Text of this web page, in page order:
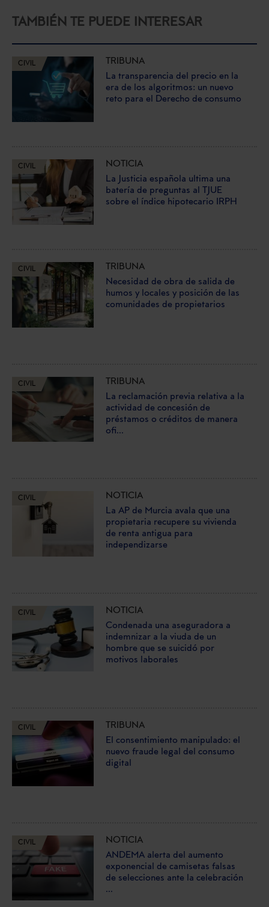
TAMBIÉN TE PUEDE INTERESAR
CIVIL
TRIBUNA
La transparencia del precio en la
era de los algoritmos: un nuevo
reto para el Derecho de consumo
CIVIL
NOTICIA
La Justicia española ultima una
batería de preguntas al TJUE
sobre el índice hipotecario IRPH
CIVIL
TRIBUNA
Necesidad de obra de salida de
humos y locales y posición de las
comunidades de propietarios
CIVIL
TRIBUNA
La reclamación previa relativa a la
actividad de concesión de
préstamos o créditos de manera
ofi...
CIVIL
NOTICIA
La AP de Murcia avala que una
propietaria recupere su vivienda
de renta antigua para
independizarse
CIVIL
NOTICIA
Condenada una aseguradora a
indemnizar a la viuda de un
hombre que se suicidó por
motivos laborales
CIVIL
TRIBUNA
El consentimiento manipulado: el
nuevo fraude legal del consumo
digital
CIVIL
NOTICIA
ANDEMA alerta del aumento
exponencial de camisetas falsas
de selecciones ante la celebración
...